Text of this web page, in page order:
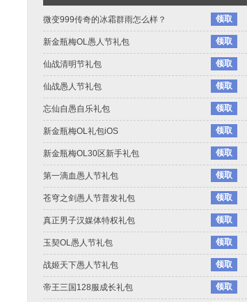
领取
微变999传奇的冰霜群雨怎么样？
领取
新金瓶梅OL愚人节礼包
领取
仙战清明节礼包
领取
仙战愚人节礼包
领取
忘仙自愚自乐礼包
领取
新金瓶梅OL礼包iOS
领取
新金瓶梅OL30区新手礼包
领取
第一滴血愚人节礼包
领取
苍穹之剑愚人节普发礼包
领取
真正男子汉媒体特权礼包
领取
玉契OL愚人节礼包
领取
战姬天下愚人节礼包
领取
帝王三国128服成长礼包